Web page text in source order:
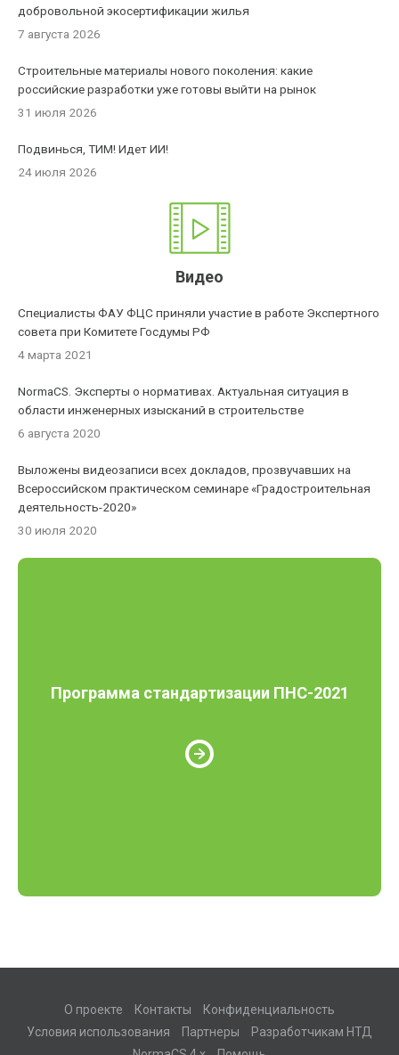
добровольной экосертификации жилья
7 августа 2026
Строительные материалы нового поколения: какие
российские разработки уже готовы выйти на рынок
31 июля 2026
Подвинься, ТИМ! Идет ИИ!
24 июля 2026
Видео
Специалисты ФАУ ФЦС приняли участие в работе Экспертного
совета при Комитете Госдумы РФ
4 марта 2021
NormaCS. Эксперты о нормативах. Актуальная ситуация в
области инженерных изысканий в строительстве
6 августа 2020
Выложены видеозаписи всех докладов, прозвучавших на
Всероссийском практическом семинаре «Градостроительная
деятельность-2020»
30 июля 2020
Программа стандартизации ПНС-2021
О проекте Контакты
Конфиденциальность
Условия использования
Партнеры
Разработчикам НТД